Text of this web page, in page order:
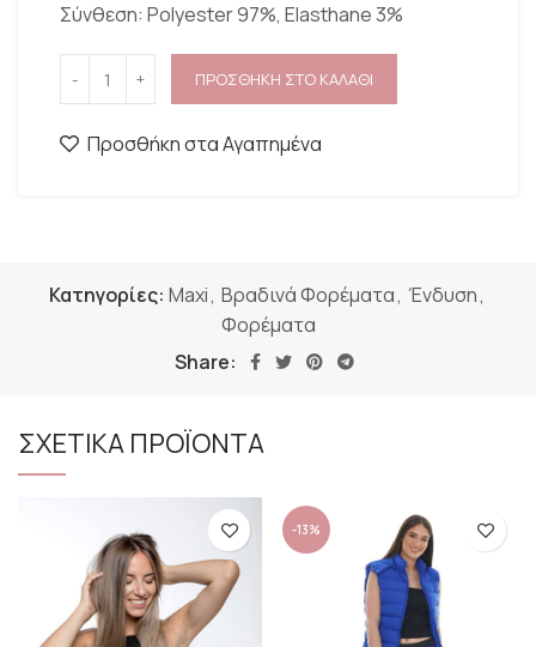
Σύνθεση: Polyester 97%, Elasthane 3%
ΠΡΟΣΘΗΚΗ ΣΤΟ ΚΑΛΑΘΙ
Προσθήκη στα Αγαπημένα
Κατηγορίες: Maxi, Βραδινά Φορέματα, Ένδυση,
Φορέματα
Share:
ΣΧΕΤΙΚΑ ΠΡΟΪΟΝΤΑ
-13%